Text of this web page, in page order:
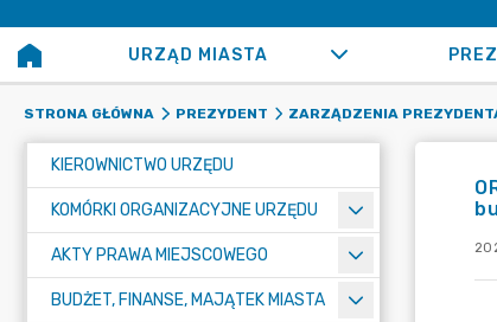
URZĄD MIASTA
STRONA GŁÓWNA PREZYDENT ZARZĄDZENIA
KIEROWNICTWO URZĘDU
KOMÓRKI ORGANIZACYJNE URZĘDU
AKTY PRAWA MIEJSCOWEGO
BUDŻET, FINANSE, MAJĄTEK MIASTA